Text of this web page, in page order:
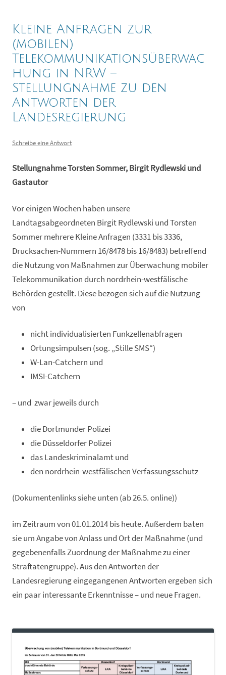
Kleine Anfragen zur
(mobilen)
Telekommunikationsüberwac
hung in NRW –
Stellungnahme zu den
Antworten der
Landesregierung
Schreibe eine Antwort
Stellungnahme Torsten Sommer, Birgit Rydlewski und
Gastautor
Vor einigen Wochen haben unsere
Landtagsabgeordneten Birgit Rydlewski und Torsten
Sommer mehrere Kleine Anfragen (3331 bis 3336,
Drucksachen-Nummern 16/8478 bis 16/8483) betreffend
die Nutzung von Maßnahmen zur Überwachung mobiler
Telekommunikation durch nordrhein-westfälische
Behörden gestellt. Diese bezogen sich auf die Nutzung
von
nicht individualisierten Funkzellenabfragen
Ortungsimpulsen (sog. „Stille SMS“)
W-Lan-Catchern und
IMSI-Catchern
– und zwar jeweils durch
die Dortmunder Polizei
die Düsseldorfer Polizei
das Landeskriminalamt und
den nordrhein-westfälischen Verfassungsschutz
(Dokumentenlinks siehe unten (ab 26.5. online))
im Zeitraum von 01.01.2014 bis heute. Außerdem baten
sie um Angabe von Anlass und Ort der Maßnahme (und
gegebenenfalls Zuordnung der Maßnahme zu einer
Straftatengruppe). Aus den Antworten der
Landesregierung eingegangenen Antworten ergeben sich
ein paar interessante Erkenntnisse – und neue Fragen.